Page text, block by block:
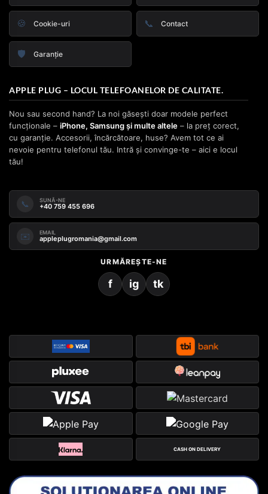
🍪 Cookie-uri 📞 Contact
🛡️ Garanție
APPLE PLUG – LOCUL TELEFOANELOR DE CALITATE.
Nou sau second hand? La noi găsești doar modele perfect
funcționale – iPhone, Samsung și multe altele – la preț corect,
cu garanție. Accesorii, încărcătoare, huse? Avem tot ce ai
nevoie pentru telefonul tău. Intră și convinge-te – aici e locul
tău!
📞 SUNĂ-NE
+40 759 455 696
✉️ EMAIL
appleplugromania@gmail.com
URMĂREȘTE-NE
f ig tk
CASH ON DELIVERY